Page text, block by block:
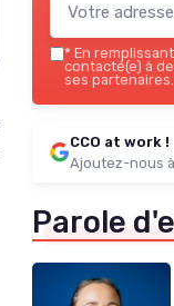
* En
contacté(e) à
ses partenaires.
CCO at work !
Ajoutez-nous
Parole